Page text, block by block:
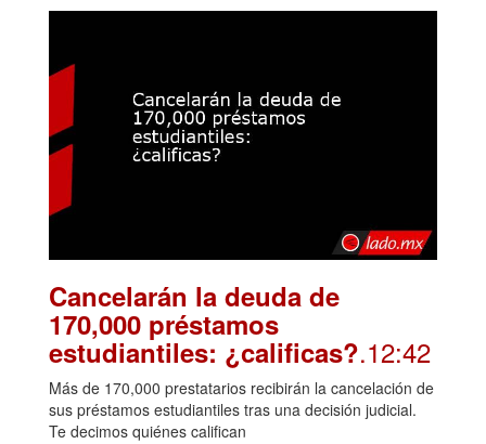
Cancelarán la deuda de
170,000 préstamos
estudiantiles: ¿calificas?.12:42
Más de 170,000 prestatarios recibirán la cancelación de
sus préstamos estudiantiles tras una decisión judicial.
Te decimos quiénes califican